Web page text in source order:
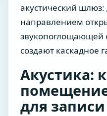
акустический
направлением
звукопоглощающей
создают каскадное
Акустика:
для записи